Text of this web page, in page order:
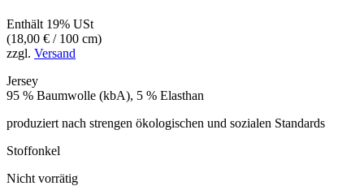
Enthält 19% USt
(18,00 € / 100 cm)
zzgl. Versand
Jersey
95 % Baumwolle (kbA), 5 % Elasthan
produziert nach strengen ökologischen und sozialen Standards
Stoffonkel
Nicht vorrätig